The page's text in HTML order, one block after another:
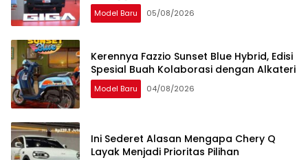
Model Baru 05/08/2026
Kerennya Fazzio Sunset Blue Hybrid, Edisi
Spesial Buah Kolaborasi dengan Alkateri
Model Baru 04/08/2026
Ini Sederet Alasan Mengapa Chery Q
Layak Menjadi Prioritas Pilihan